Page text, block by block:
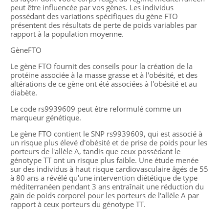
peut être influencée par vos gènes. Les individus
possédant des variations spécifiques du gène FTO
présentent des résultats de perte de poids variables par
rapport à la population moyenne.
GèneFTO
Le gène FTO fournit des conseils pour la création de la
protéine associée à la masse grasse et à l'obésité, et des
altérations de ce gène ont été associées à l'obésité et au
diabète.
Le code rs9939609 peut être reformulé comme un
marqueur génétique.
Le gène FTO contient le SNP rs9939609, qui est associé à
un risque plus élevé d'obésité et de prise de poids pour les
porteurs de l'allèle A, tandis que ceux possédant le
génotype TT ont un risque plus faible. Une étude menée
sur des individus à haut risque cardiovasculaire âgés de 55
à 80 ans a révélé qu'une intervention diététique de type
méditerranéen pendant 3 ans entraînait une réduction du
gain de poids corporel pour les porteurs de l'allèle A par
rapport à ceux porteurs du génotype TT.